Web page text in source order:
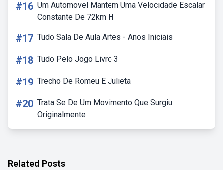
#16 Um Automovel Mantem Uma Velocidade Escalar
Constante De 72km H
#17 Tudo Sala De Aula Artes - Anos Iniciais
#18 Tudo Pelo Jogo Livro 3
#19 Trecho De Romeu E Julieta
#20 Trata Se De Um Movimento Que Surgiu
Originalmente
Related Posts